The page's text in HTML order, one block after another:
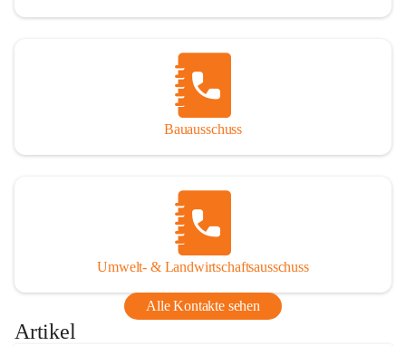
Bauausschuss
Umwelt- & Landwirtschaftsausschuss
Alle Kontakte sehen
Artikel